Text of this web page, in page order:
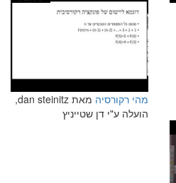
מהי רקורסיה
מאת dan steinitz,
הועלה ע"י דן שטייניץ